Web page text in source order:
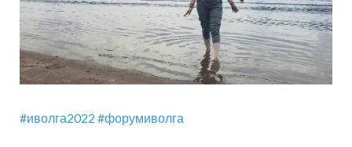
#иволга2022 #форумиволга